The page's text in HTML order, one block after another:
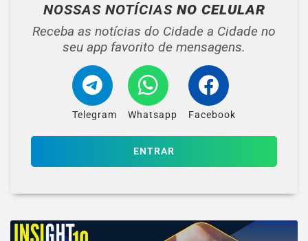
NOSSAS NOTÍCIAS NO CELULAR
Receba as notícias do Cidade a Cidade no
seu app favorito de mensagens.
Telegram Whatsapp Facebook
ENTRAR